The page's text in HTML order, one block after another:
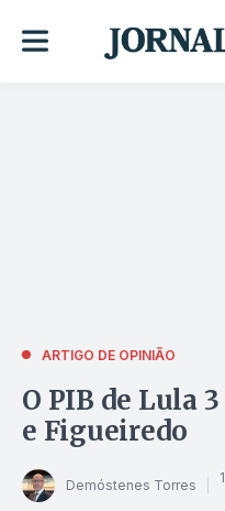
ARTIGO DE OPINIÃO
O PIB de Lula
e Figueiredo
Demóstenes Torres